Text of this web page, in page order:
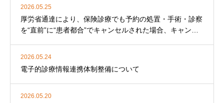
2026.05.25
厚労省通達により、保険診療でも予約の処置・手術・診察
を“直前”に“患者都合”でキャンセルされた場合、キャンセ
2026.05.24
電子的診療情報連携体制整備について
2026.05.20